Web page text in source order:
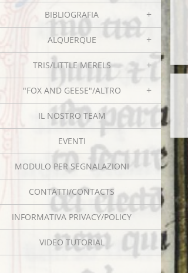
BIBLIOGRAFIA
ALQUERQUE
TRIS/LITTLE MERELS
"FOX AND GEESE"/ALTRO
IL NOSTRO TEAM
EVENTI
MODULO PER SEGNALAZIONI
CONTATTI/CONTACTS
INFORMATIVA PRIVACY/POLICY
VIDEO TUTORIAL